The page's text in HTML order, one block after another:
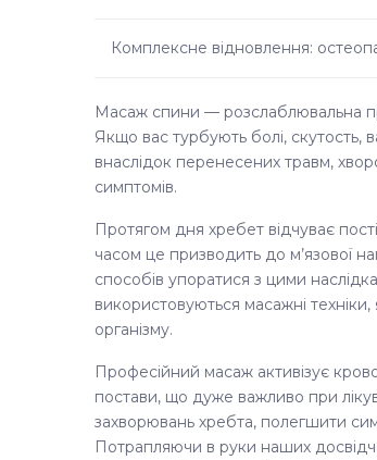
Комплексне відновлення:
Масаж спини — розслаблювальна
Якщо вас турбують болі, скутость,
внаслідок перенесених травм,
симптомів.
Протягом дня хребет відчуває
часом це призводить до м’язової
способів упоратися з цими
використовуються масажні
організму.
Професійний масаж активізує
постави, що дуже важливо при
захворювань хребта, полегшити
Потрапляючи в руки наших